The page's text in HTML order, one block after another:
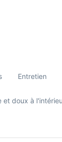
Entretien
doux à